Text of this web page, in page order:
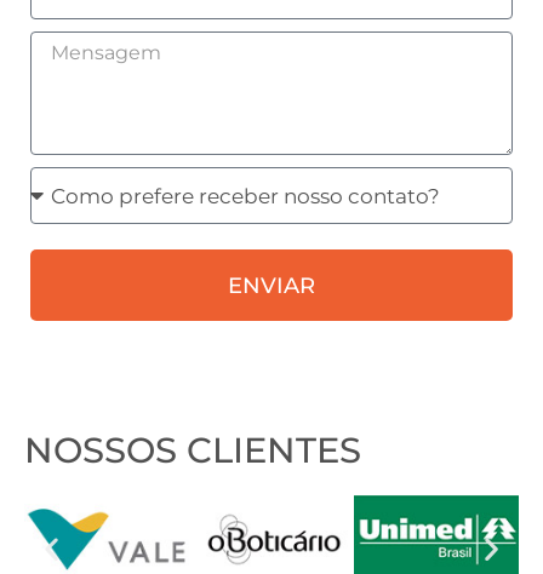
Mensagem
Como
prefere
receber
contato?
ENVIAR
NOSSOS CLIENTES